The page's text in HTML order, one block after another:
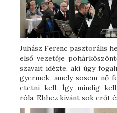
Juhász Ferenc pasztorális
első vezetője
szavait idézte, aki úgy
gyermek, amely sosem nő
etetni kell. Így mindig kell
róla. Ehhez kívánt sok erőt